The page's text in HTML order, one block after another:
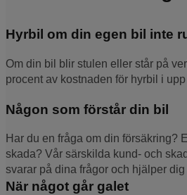
Hyrbil om din egen bil inte
Om din bil blir stulen eller står på
procent av kostnaden för hyrbil i
Någon som förstår din bil
Har du en fråga om din försäkring?
skada? Vår särskilda kund- och
svarar på dina frågor och hjälper
När något går galet